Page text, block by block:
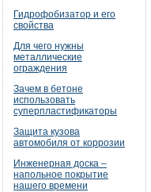
Гидрофобизатор и его
свойства
Для чего нужны
металлические
ограждения
Зачем в бетоне
использовать
суперпластификаторы
Защита кузова
автомобиля от коррозии
Инженерная доска –
напольное покрытие
нашего времени